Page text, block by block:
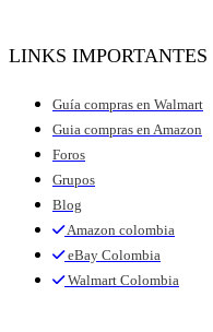
LINKS IMPORTANTES
Guía compras en Walmart
Guia compras en Amazon
Foros
Grupos
Blog
Amazon colombia
eBay Colombia
Walmart Colombia